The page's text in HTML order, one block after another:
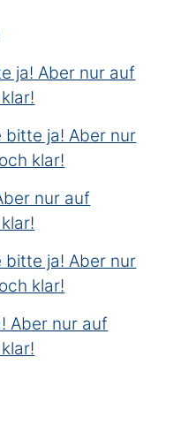
ja! Aber nur auf
bitte ja! Aber nur
klar!
nur auf
bitte ja! Aber nur
klar!
Aber nur auf